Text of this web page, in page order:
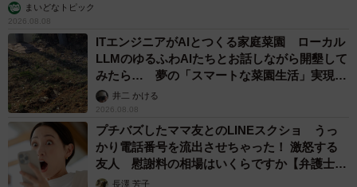
まいどなトピック
2026.08.08
ITエンジニアがAIとつくる家庭菜園 ローカル
LLMのゆるふわAIたちとお話しながら開墾して
みたら… 夢の「スマートな菜園生活」実現な
るか井二 かける
2026.08.08
プチバズしたママ友とのLINEスクショ うっ
かり電話番号を流出させちゃった！ 激怒する
友人 慰謝料の相場はいくらですか【弁護士が
解説】長澤 芳子